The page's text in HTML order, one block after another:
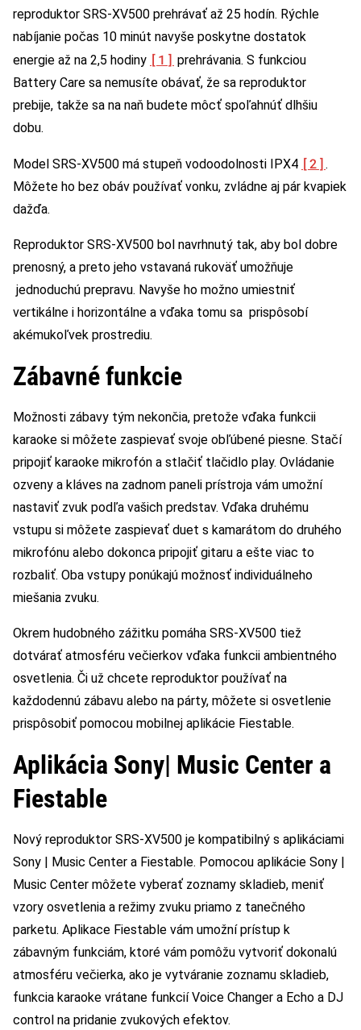
reproduktor SRS-XV500 prehrávať až 25 hodín. Rýchle
nabíjanie počas 10 minút navyše poskytne dostatok
energie až na 2,5 hodiny [1] prehrávania. S funkciou
Battery Care sa nemusíte obávať, že sa reproduktor
prebije, takže sa na naň budete môcť spoľahnúť dlhšiu
dobu.
Model SRS-XV500 má stupeň vodoodolnosti IPX4 [2] .
Môžete ho bez obáv používať vonku, zvládne aj pár kvapiek
dažďa.
Reproduktor SRS-XV500 bol navrhnutý tak, aby bol dobre
prenosný, a preto jeho vstavaná rukoväť umožňuje
jednoduchú prepravu. Navyše ho možno umiestniť
vertikálne i horizontálne a vďaka tomu sa prispôsobí
akémukoľvek prostrediu.
Zábavné funkcie
Možnosti zábavy tým nekončia, pretože vďaka funkcii
karaoke si môžete zaspievať svoje obľúbené piesne. Stačí
pripojiť karaoke mikrofón a stlačiť tlačidlo play. Ovládanie
ozveny a kláves na zadnom paneli prístroja vám umožní
nastaviť zvuk podľa vašich predstav. Vďaka druhému
vstupu si môžete zaspievať duet s kamarátom do druhého
mikrofónu alebo dokonca pripojiť gitaru a ešte viac to
rozbaliť. Oba vstupy ponúkajú možnosť individuálneho
miešania zvuku.
Okrem hudobného zážitku pomáha SRS-XV500 tiež
dotvárať atmosféru večierkov vďaka funkcii ambientného
osvetlenia. Či už chcete reproduktor používať na
každodennú zábavu alebo na párty, môžete si osvetlenie
prispôsobiť pomocou mobilnej aplikácie Fiestable.
Aplikácia Sony| Music Center a
Fiestable
Nový reproduktor SRS-XV500 je kompatibilný s aplikáciami
Sony | Music Center a Fiestable. Pomocou aplikácie Sony |
Music Center môžete vyberať zoznamy skladieb, meniť
vzory osvetlenia a režimy zvuku priamo z tanečného
parketu. Aplikace Fiestable vám umožní prístup k
zábavným funkciám, ktoré vám pomôžu vytvoriť dokonalú
atmosféru večierka, ako je vytváranie zoznamu skladieb,
funkcia karaoke vrátane funkcií Voice Changer a Echo a DJ
control na pridanie zvukových efektov.